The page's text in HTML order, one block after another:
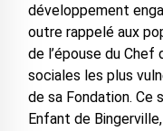
développement
outre rappelé aux
de l’épouse du Chef
sociales les plus
de sa Fondation. Ce
Enfant de